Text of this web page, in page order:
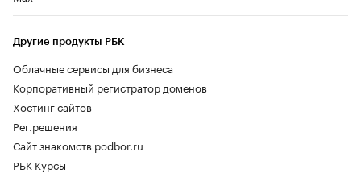
прошлое, его не будут выпускать, а звание
самого доступного Tenet переходит к T4L.
Autonews.ru испытал недорогую новинку,
которую производят на бывшем заводе
Volkswagen в Калуге, и готов поделиться
впечатлениями.